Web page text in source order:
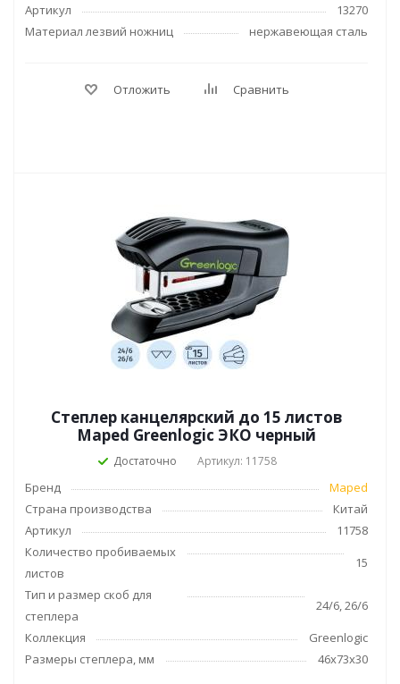
Артикул
13270
Материал лезвий ножниц
нержавеющая сталь
Отложить Сравнить
Степлер канцелярский до 15 листов
Maped Greenlogic ЭКО черный
Достаточно Артикул: 11758
Бренд
Maped
Страна производства
Китай
Артикул
11758
Количество пробиваемых
листов
15
Тип и размер скоб для
степлера
24/6, 26/6
Коллекция
Greenlogic
Размеры степлера, мм
46x73x30